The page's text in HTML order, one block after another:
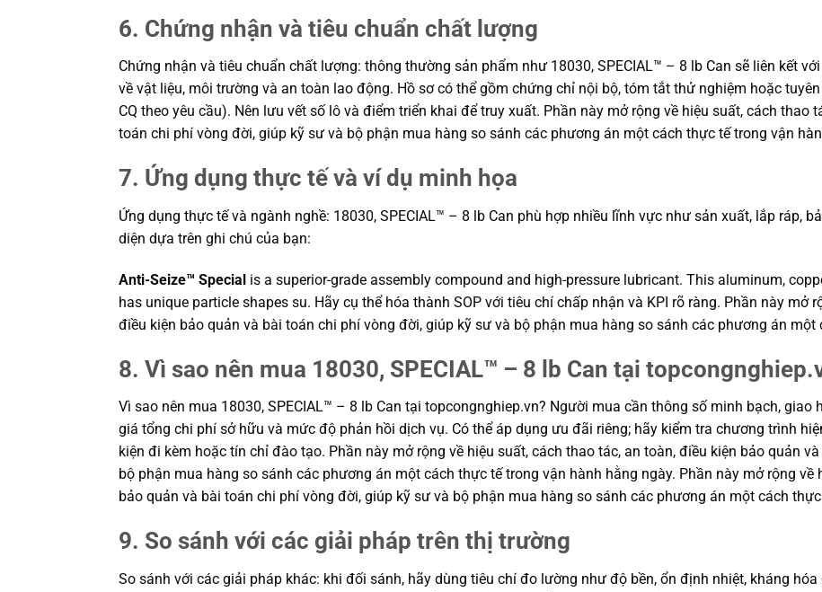
6. Chứng nhận và tiêu chuẩn chất lượng
Chứng nhận và tiêu chuẩn chất lượng: thông thường sản phẩm như 18030, SPECIAL™ – 8 lb Can sẽ liên kết
về vật liệu, môi trường và an toàn lao động. Hồ sơ có thể gồm chứng chỉ nội bộ, tóm tắt thử nghiệm hoặc
CQ theo yêu cầu). Nên lưu vết số lô và điểm triển khai để truy xuất. Phần này mở rộng về hiệu suất, cách thao
toán chi phí vòng đời, giúp kỹ sư và bộ phận mua hàng so sánh các phương án một cách thực tế trong vận
7. Ứng dụng thực tế và ví dụ minh họa
Ứng dụng thực tế và ngành nghề: 18030, SPECIAL™ – 8 lb Can phù hợp nhiều lĩnh vực như sản xuất, lắp ráp,
diện dựa trên ghi chú của bạn:
Anti-Seize™ Special is a superior-grade assembly compound and high-pressure lubricant. This aluminum,
has unique particle shapes su. Hãy cụ thể hóa thành SOP với tiêu chí chấp nhận và KPI rõ ràng. Phần này mở
điều kiện bảo quản và bài toán chi phí vòng đời, giúp kỹ sư và bộ phận mua hàng so sánh các phương án
8. Vì sao nên mua 18030, SPECIAL™ – 8 lb Can tại
Vì sao nên mua 18030, SPECIAL™ – 8 lb Can tại topcongnghiep.vn? Người mua cần thông số minh bạch, giao
giá tổng chi phí sở hữu và mức độ phản hồi dịch vụ. Có thể áp dụng ưu đãi riêng; hãy kiểm tra chương trình
kiện đi kèm hoặc tín chỉ đào tạo. Phần này mở rộng về hiệu suất, cách thao tác, an toàn, điều kiện bảo quản
bộ phận mua hàng so sánh các phương án một cách thực tế trong vận hành hằng ngày. Phần này mở rộng về
bảo quản và bài toán chi phí vòng đời, giúp kỹ sư và bộ phận mua hàng so sánh các phương án một cách
9. So sánh với các giải pháp trên thị trường
So sánh với các giải pháp khác: khi đối sánh, hãy dùng tiêu chí đo lường như độ bền, ổn định nhiệt, kháng